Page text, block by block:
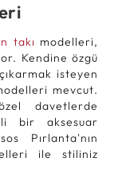
takı modelleri,
Kendine özgü
isteyen
mevcut.
davetlerde
bir aksesuar
Pırlanta'nın
ile stiliniz